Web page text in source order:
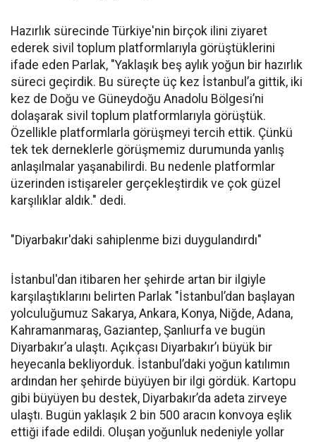
Hazırlık sürecinde Türkiye'nin birçok ilini ziyaret
ederek sivil toplum platformlarıyla görüştüklerini
ifade eden Parlak, "Yaklaşık beş aylık yoğun bir hazırlık
süreci geçirdik. Bu süreçte üç kez İstanbul’a gittik, iki
kez de Doğu ve Güneydoğu Anadolu Bölgesi’ni
dolaşarak sivil toplum platformlarıyla görüştük.
Özellikle platformlarla görüşmeyi tercih ettik. Çünkü
tek tek derneklerle görüşmemiz durumunda yanlış
anlaşılmalar yaşanabilirdi. Bu nedenle platformlar
üzerinden istişareler gerçekleştirdik ve çok güzel
karşılıklar aldık." dedi.
"Diyarbakır'daki sahiplenme bizi duygulandırdı"
İstanbul'dan itibaren her şehirde artan bir ilgiyle
karşılaştıklarını belirten Parlak "İstanbul’dan başlayan
yolculuğumuz Sakarya, Ankara, Konya, Niğde, Adana,
Kahramanmaraş, Gaziantep, Şanlıurfa ve bugün
Diyarbakır’a ulaştı. Açıkçası Diyarbakır’ı büyük bir
heyecanla bekliyorduk. İstanbul’daki yoğun katılımın
ardından her şehirde büyüyen bir ilgi gördük. Kartopu
gibi büyüyen bu destek, Diyarbakır’da adeta zirveye
ulaştı. Bugün yaklaşık 2 bin 500 aracın konvoya eşlik
ettiği ifade edildi. Oluşan yoğunluk nedeniyle yollar